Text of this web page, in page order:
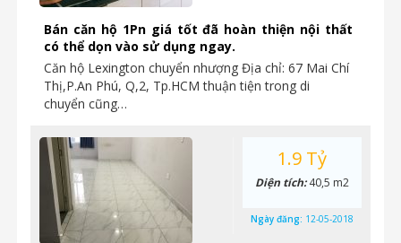
Bán căn hộ 1Pn giá tốt đã hoàn thiện nội thất
có thể dọn vào sử dụng ngay.
Căn hộ Lexington chuyển nhượng Địa chỉ: 67 Mai Chí
Thị,P.An Phú, Q,2, Tp.HCM thuận tiện trong di
chuyển cũng…
1.9 Tỷ
Diện tích:40,5 m2
Ngày đăng: 12-05-2018